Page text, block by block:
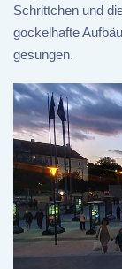
Schrittchen und
gockelhafte
gesungen.